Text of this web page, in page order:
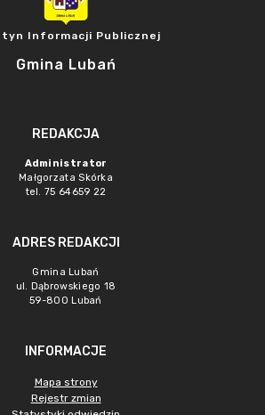
Informacji Publicznej
Gmina Lubań
REDAKCJA
Administrator
Małgorzata Skórka
tel. 75 64659 22
ADRES REDAKCJI
Gmina Lubań
ul. Dąbrowskiego 18
59-800 Lubań
INFORMACJE
Mapa strony
Rejestr zmian